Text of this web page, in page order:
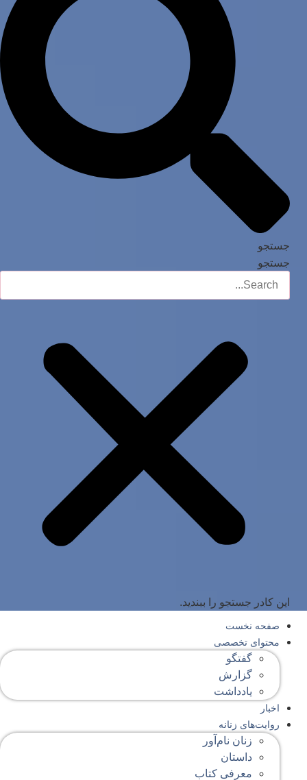
جستجو
جستجو
این کادر جستجو را ببندید.
صفحه‌ نخست
محتوای‌ تخصصی
گفتگو
گزارش
یادداشت
اخبار
روایت‌های زنانه
زنان نام‌آور
داستان
معرفی کتاب